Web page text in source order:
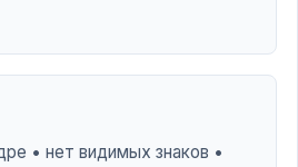
• нет видимых знаков •